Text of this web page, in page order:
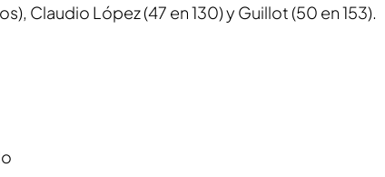
Claudio López (47 en 130) y Guillot (50 en 153).